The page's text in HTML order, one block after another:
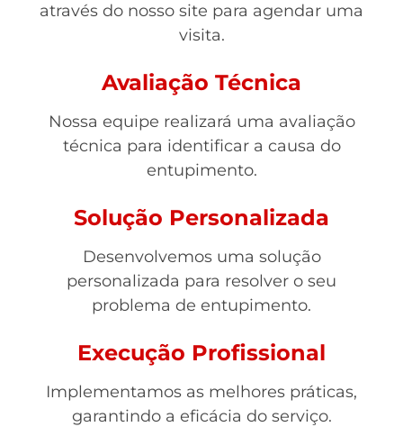
através do nosso site para agendar uma
visita.
Avaliação Técnica
Nossa equipe realizará uma avaliação
técnica para identificar a causa do
entupimento.
Solução Personalizada
Desenvolvemos uma solução
personalizada para resolver o seu
problema de entupimento.
Execução Profissional
Implementamos as melhores práticas,
garantindo a eficácia do serviço.